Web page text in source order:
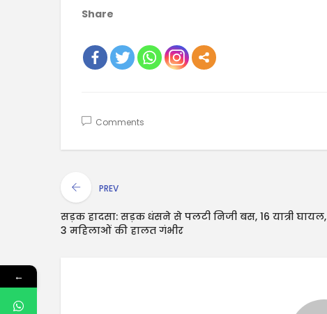
Share
Comments
PREV
सड़क हादसा: सड़क धंसने से पलटी निजी बस, 16 यात्री घायल,
3 महिलाओं की हालत गंभीर
←